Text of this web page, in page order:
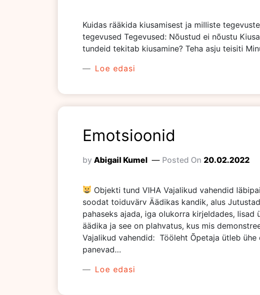
Kuidas rääkida kiusamisest ja milliste
tegevused Tegevused: Nõustud ei nõustu
tundeid tekitab kiusamine? Teha asju teisiti
Loe edasi
Emotsioonid
by Abigail Kumel Posted On 20.02.2022
Objekti tund VIHA Vajalikud vahendid
soodat toiduvärv Äädikas kandik, alus
pahaseks ajada, iga olukorra kirjeldades, lisad
äädika ja see on plahvatus, kus mis
Vajalikud vahendid: Tööleht Õpetaja ütleb ühe
panevad…
Loe edasi